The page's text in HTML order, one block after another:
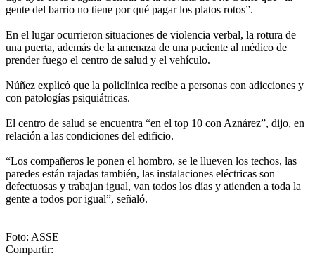
gente del barrio no tiene por qué pagar los platos rotos”.
En el lugar ocurrieron situaciones de violencia verbal, la rotura de
una puerta, además de la amenaza de una paciente al médico de
prender fuego el centro de salud y el vehículo.
Núñez explicó que la policlínica recibe a personas con adicciones y
con patologías psiquiátricas.
El centro de salud se encuentra “en el top 10 con Aznárez”, dijo, en
relación a las condiciones del edificio.
“Los compañeros le ponen el hombro, se le llueven los techos, las
paredes están rajadas también, las instalaciones eléctricas son
defectuosas y trabajan igual, van todos los días y atienden a toda la
gente a todos por igual”, señaló.
Foto: ASSE
Compartir: